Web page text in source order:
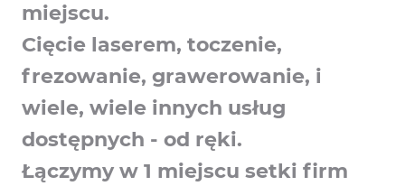
miejscu.
Cięcie laserem, toczenie,
frezowanie, grawerowanie, i
wiele, wiele innych usług
dostępnych - od ręki.
Łączymy w 1 miejscu setki firm